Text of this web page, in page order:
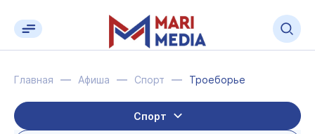
Главная Афиша Спорт Троеборье
Спорт